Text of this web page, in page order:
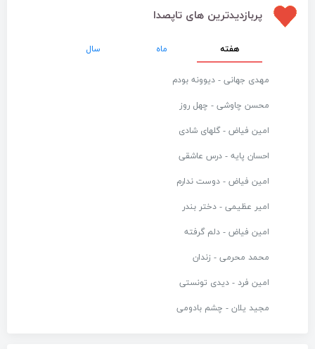
پربازدیدترین های تاپصدا
هفته ماه سال
مهدی جهانی - دیوونه بودم
محسن چاوشی - چهل روز
امین فیاض - گلهای شادی
احسان پایه - درس عاشقی
امین فیاض - دوست ندارم
امیر عظیمی - دختر بندر
امین فیاض - دلم گرفته
محمد محرمی - زندان
امین فرد - دیدی تونستی
مجید یلان - چشم بادومی